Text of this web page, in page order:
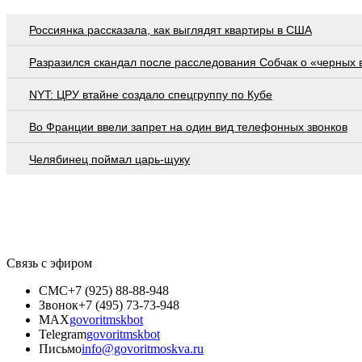
Россиянка рассказала, как выглядят квартиры в США
Разразился скандал после расследования Собчак о «черных
NYT: ЦРУ втайне создало спецгруппу по Кубе
Во Франции ввели запрет на один вид телефонных звонков
Челябинец поймал царь-щуку
Связь с эфиром
СМС+7 (925) 88-88-948
Звонок+7 (495) 73-73-948
MAXgovoritmskbot
Telegramgovoritmskbot
Письмоinfo@govoritmoskva.ru